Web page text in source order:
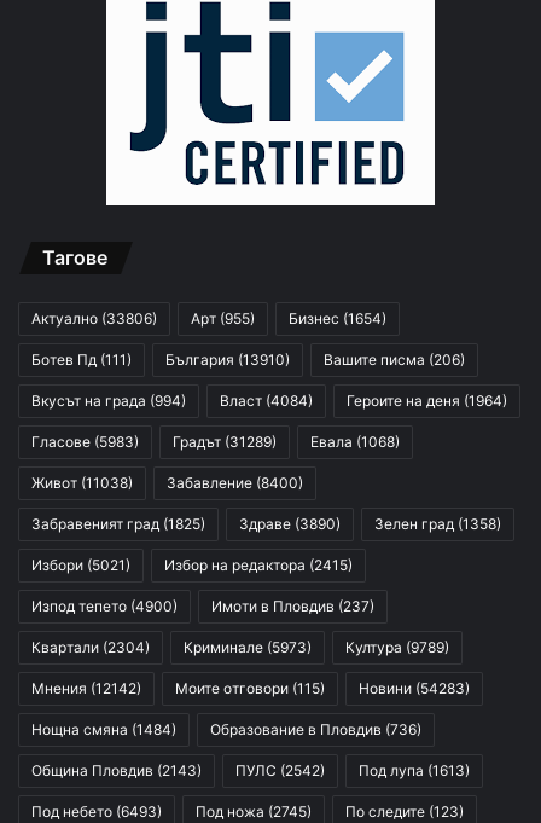
Тагове
Актуално (33806) Арт (955) Бизнес (1654)
Ботев Пд (111) България (13910) Вашите писма (206)
Вкусът на града (994) Власт (4084) Героите на деня (1964)
Гласове (5983) Градът (31289) Евала (1068)
Живот (11038) Забавление (8400)
Забравеният град (1825) Здраве (3890) Зелен град (1358)
Избори (5021) Избор на редактора (2415)
Изпод тепето (4900) Имоти в Пловдив (237)
Квартали (2304) Криминале (5973) Култура (9789)
Мнения (12142) Моите отговори (115) Новини (54283)
Нощна смяна (1484) Образование в Пловдив (736)
Община Пловдив (2143) ПУЛС (2542) Под лупа (1613)
Под небето (6493) Под ножа (2745) По следите (123)